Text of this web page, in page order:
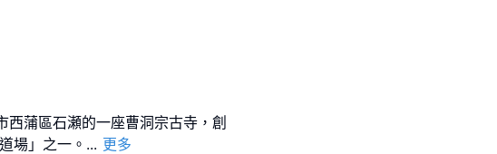
蒲區石瀬的一座曹洞宗古寺，創
場」之一。 ... 更多